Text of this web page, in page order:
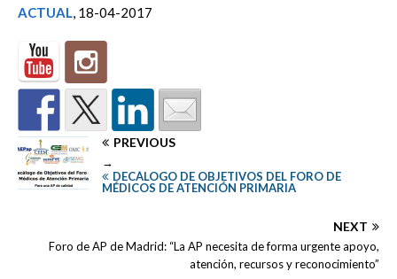
ACTUAL, 18-04-2017
PREVIOUS
→
DECÁLOGO DE OBJETIVOS DEL FORO DE
MÉDICOS DE ATENCIÓN PRIMARIA
NEXT
Foro de AP de Madrid: “La AP necesita de forma urgente apoyo,
atención, recursos y reconocimiento”